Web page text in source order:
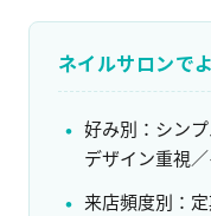
ネイルサロンで
好み別：シン
デザイン重視
来店頻度別：